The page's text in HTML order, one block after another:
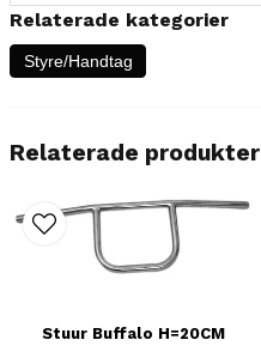
Relaterade kategorier
Styre/Handtag
Relaterade produkter
Stuur Buffalo H=20CM